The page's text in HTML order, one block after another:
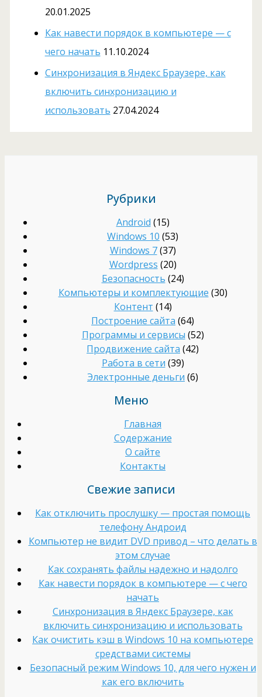
20.01.2025
Как навести порядок в компьютере — с
чего начать 11.10.2024
Cинхронизация в Яндекс Браузере, как
включить синхронизацию и
использовать 27.04.2024
Рубрики
Android (15)
Windows 10 (53)
Windows 7(37)
Wordpress (20)
Безопасность (24)
Компьютеры и комплектующие (30)
Контент (14)
Построение сайта (64)
Программы и сервисы (52)
Продвижение сайта (42)
Работа в сети (39)
Электронные деньги (6)
Меню
Главная
Содержание
О сайте
Контакты
Свежие записи
Как отключить прослушку — простая помощь
телефону Андроид
Компьютер не видит DVD привод – что делать в
этом случае
Как сохранять файлы надежно и надолго
Как навести порядок в компьютере — с чего
начать
Cинхронизация в Яндекс Браузере, как
включить синхронизацию и использовать
Как очистить кэш в Windows 10 на компьютере
средствами системы
Безопасный режим Windows 10, для чего нужен и
как его включить